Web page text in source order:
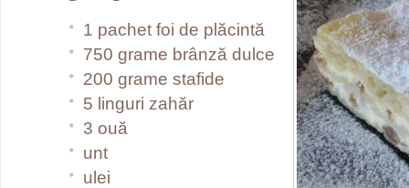
1 pachet foi de plăcintă
750 grame brânză dulce
200 grame stafide
5 linguri zahăr
3 ouă
unt
ulei